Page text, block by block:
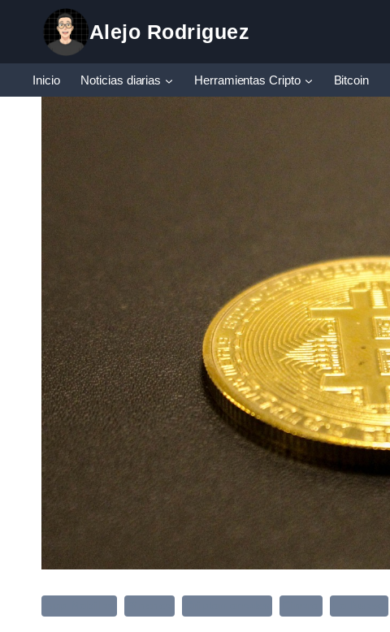
contenido
Alejo Rodriguez
Inicio Noticias diarias Herramientas Cripto Bitcoin